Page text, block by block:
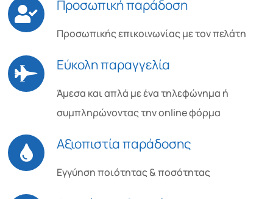
Προσωπική παράδοση
Προσωπικής επικοινωνίας με τον πελάτη
Εύκολη παραγγελία
Άμεσα και απλά με ένα τηλεφώνημα ή
συμπληρώνοντας την online φόρμα
Αξιοπιστία παράδοσης
Εγγύηση ποιότητας & ποσότητας